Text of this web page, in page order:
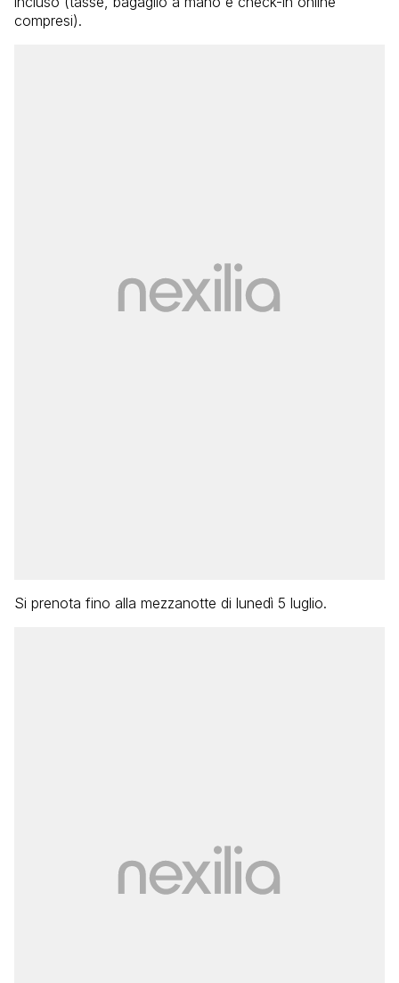
compresi).
Si prenota fino alla mezzanotte di lunedì 5 luglio.